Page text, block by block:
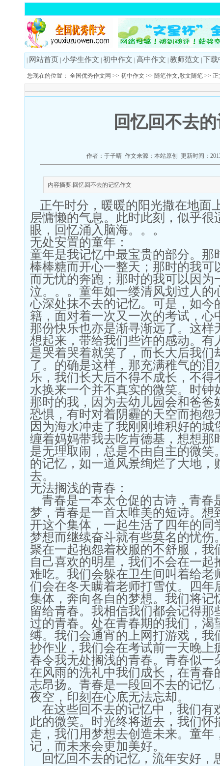
网站首页 小学生作文 初中作文 高中作文 教师范文 下载
您现在的位置： 全国优秀作文网 >> 初中作文 >> 随笔作文,散文随笔 >>
回忆回不去
作者：于子晴 作文来源：本站原创 更新时间：
内容摘要:回忆回不去的记忆作文
正午时分，暖暖的阳光撒在地面
层慵懒的气息。此时此刻，似乎很
眼，回忆涌入脑海。。。
无处安置的童年：
童年是我记忆中最宝贵的部分。那
棒棒糖而开心一整天；那时的我可
而无忧的奔跑；那时的我可以因为
泣。。。童年如一缕清风划过人的
心深处抹不去的记忆。可是，如今
籍，面对着一次又一次的考试，心
那份快乐也亦是渐寻渐远了。这样
想起来，带给我们些许的感动。有
是哭着哭着就笑了，而长大后我们
了。的确是这样，那充满稚气的泪
乐，我们长大后不得不成长，不得
水换来一个并不真实的微笑。时钟
那时的我，因为去幼儿园会和爸爸
恐惧，有时对着阴霾的天空而抱怨
因为海水冲走了我刚刚堆积好的城
缠着妈妈带我去吃肯德基，想想那
是无理取闹，总是不由自主的微笑
的记忆，如一道风景绚烂了大地，
去。
无法搁浅的青春：
青春是一本太仓促的古诗，青春
梦，青春是一首太唯美的短诗。想
开这个集体，一起生活了四年的同
梦想而继续奋斗就有些莫名的忧伤
聚在一起抱怨着校服的不舒服，我
自己喜欢的明星，我们不会在一起
难吃。我们会躲在卫生间叫着给老
们会在冬天瞒着老师打雪仗。四年
集体，奔向各自的梦想。我们将记
留给青春。我相信我们都会记得那
过的青春。处在青春期的我们，渴
缚。我们会通宵的上网打游戏，我
抄作业，我们会在考试前一天晚上
春令我无处搁浅的青春。青春似一
在风雨的洗礼中我们成长，在青春
志昂扬。青春是一段回不去的记忆
夜空，印刻在心底无法忘却。
在这些回不去的记忆中，我们有
此的微笑。时光终将逝去，我们怀
走，我们用梦想去创造未来。童年
记，而未来会更加美好。
回忆回不去的记忆，流年安好，